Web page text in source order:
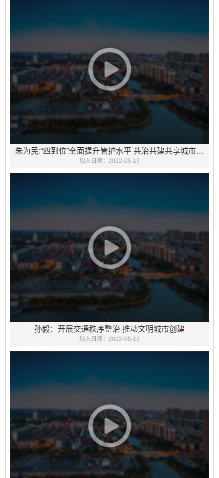
朱为民:“四到位”全面提升管护水平 共治共建共享城市之美
加入日期： 2022-05-13
孙毅：开展交通秩序整治 推动文明城市创建
加入日期： 2022-05-12